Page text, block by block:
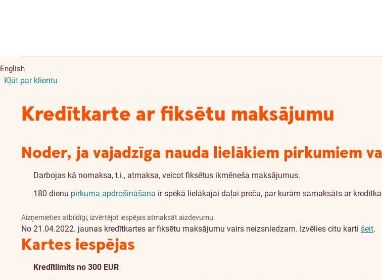
English
Kļūt par klientu
Kredītkarte ar fiksētu maksājumu
Noder, ja vajadzīga nauda lielākiem pirkumiem
Darbojas kā nomaksa, t.i., atmaksa, veicot fiksētus ikmēneša maksājumus.
180 dienu pirkuma apdrošināšana ir spēkā lielākajai daļai preču, par kurām samaksāts ar
Aizņemieties atbildīgi, izvērtējot iespējas atmaksāt aizdevumu.
No 21.04.2022. jaunas kredītkartes ar fiksētu maksājumu vairs neizsniedzam. Izvēlies citu karti šeit.
Kartes iespējas
Kredītlimits no 300 EUR